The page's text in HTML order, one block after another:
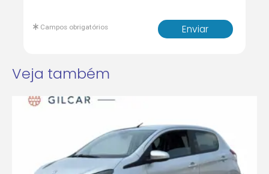
Enviar
Campos obrigatórios
Veja também